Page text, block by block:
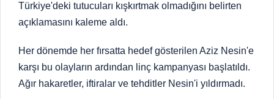
Türkiye'deki tutucuları kışkırtmak olmadığını belirten
açıklamasını kaleme aldı.
Her dönemde her fırsatta hedef gösterilen Aziz Nesin'e
karşı bu olayların ardından linç kampanyası başlatıldı.
Ağır hakaretler, iftiralar ve tehditler Nesin'i yıldırmadı.